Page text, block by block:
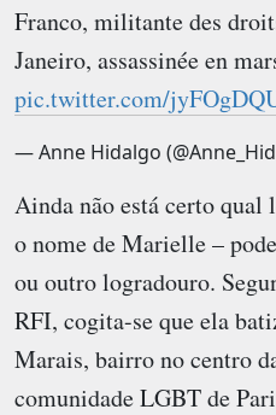
Franco, militante des
Janeiro, assassinée en
pic.twitter.com/
— Anne Hidalgo
Ainda não está certo
o nome de Marielle –
ou outro logradouro.
RFI, cogita-se que ela
Marais, bairro no centro
comunidade LGBT de